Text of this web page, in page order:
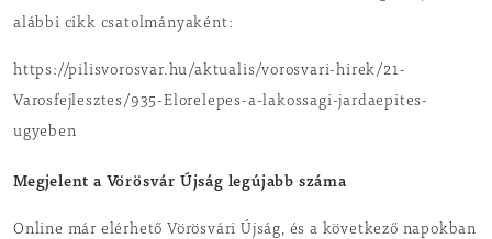
alábbi cikk csatolmányaként:
https://pilisvorosvar.hu/aktualis/vorosvari-hirek/21-
Varosfejlesztes/935-Elorelepes-a-lakossagi-jardaepites-
ugyeben
Megjelent a Vörösvár Újság legújabb száma
Online már elérhető Vörösvári Újság, és a következő napokban